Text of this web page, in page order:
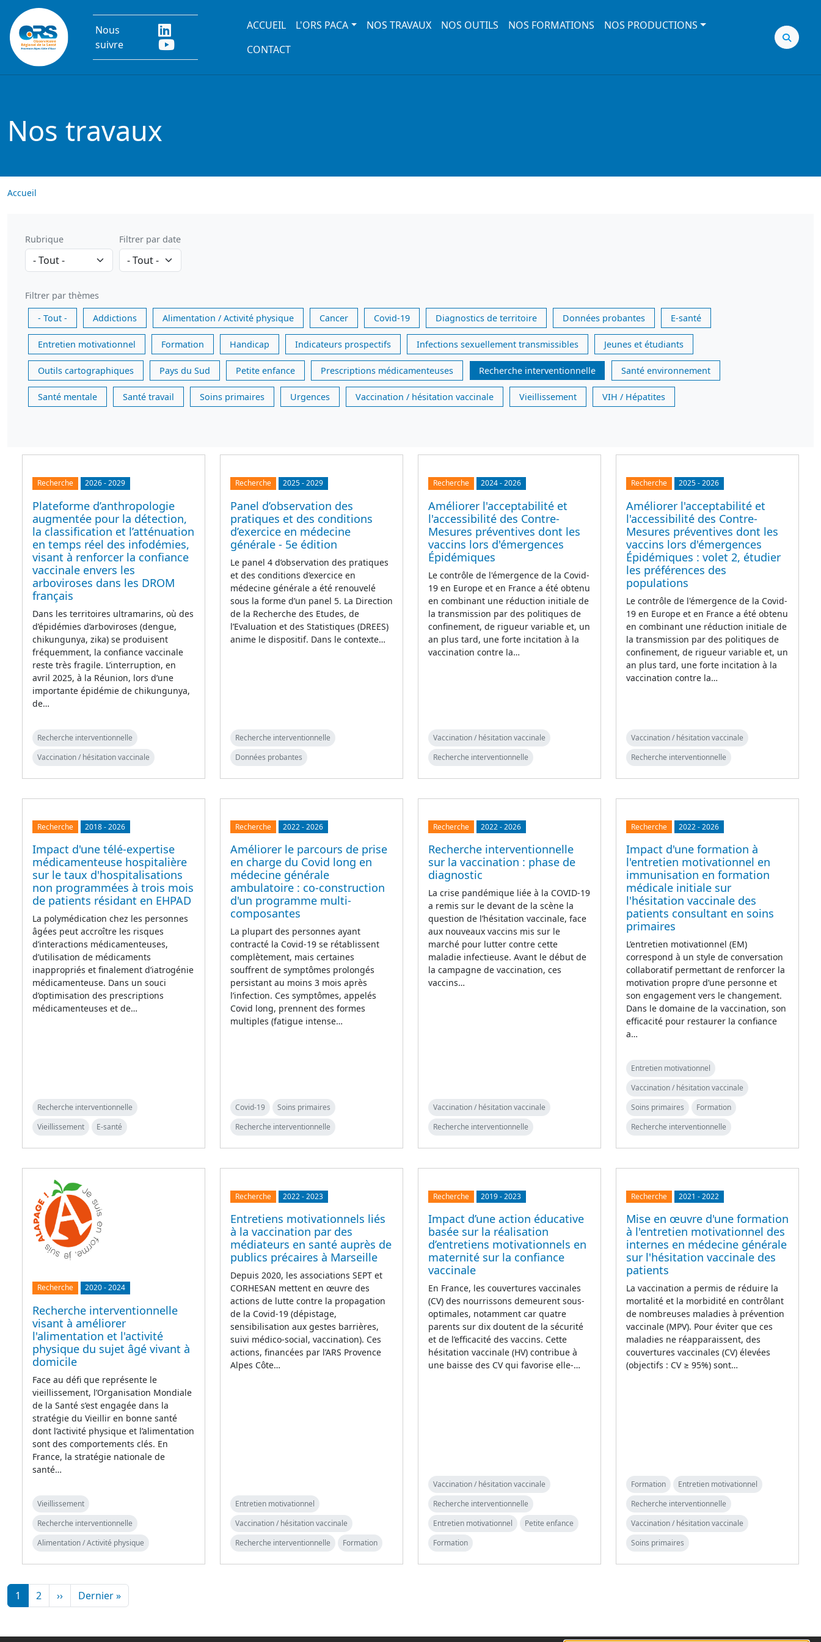
Aller au contenu principal
Nous
suivre
Main navigation
ACCUEIL L'ORS PACA NOS TRAVAUX NOS OUTILS NOS FORMATIONS
NOS PRODUCTIONS
CONTACT
Nos travaux
Accueil
Rubrique Filtrer par date
Filtrer par thèmes
- Tout -
Addictions Alimentation / Activité physique Cancer Covid-19 Diagnostics de territoire Données probantes E-santé
Entretien motivationnel Formation Handicap Indicateurs prospectifs Infections sexuellement transmissibles Jeunes et étudiants
Outils cartographiques Pays du Sud Petite enfance Prescriptions médicamenteuses Recherche interventionnelle Santé environnement
Santé mentale Santé travail Soins primaires Urgences Vaccination / hésitation vaccinale Vieillissement VIH / Hépatites
Recherche 2026-2029
Plateforme d’anthropologie
augmentée pour la détection,
la classification et l’atténuation
en temps réel des infodémies,
visant à renforcer la confiance
vaccinale envers les
arboviroses dans les DROM
français
Dans les territoires ultramarins, où des
d’épidémies d’arboviroses (dengue,
chikungunya, zika) se produisent
fréquemment, la confiance vaccinale
reste très fragile. L’interruption, en
avril 2025, à la Réunion, lors d’une
importante épidémie de chikungunya,
de…
Recherche interventionnelle
Vaccination / hésitation vaccinale
Recherche 2025-2029
Panel d’observation des
pratiques et des conditions
d’exercice en médecine
générale - 5e édition
Le panel 4 d’observation des pratiques
et des conditions d’exercice en
médecine générale a été renouvelé
sous la forme d’un panel 5. La Direction
de la Recherche des Etudes, de
l’Evaluation et des Statistiques (DREES)
anime le dispositif. Dans le contexte…
Recherche interventionnelle
Données probantes
Recherche 2024-2026
Améliorer l'acceptabilité et
l'accessibilité des Contre-
Mesures préventives dont les
vaccins lors d'émergences
Épidémiques
Le contrôle de l'émergence de la Covid-
19 en Europe et en France a été obtenu
en combinant une réduction initiale de
la transmission par des politiques de
confinement, de rigueur variable et, un
an plus tard, une forte incitation à la
vaccination contre la…
Vaccination / hésitation vaccinale
Recherche interventionnelle
Recherche 2025-2026
Améliorer l'acceptabilité et
l'accessibilité des Contre-
Mesures préventives dont les
vaccins lors d'émergences
Épidémiques : volet 2, étudier
les préférences des
populations
Le contrôle de l'émergence de la Covid-
19 en Europe et en France a été obtenu
en combinant une réduction initiale de
la transmission par des politiques de
confinement, de rigueur variable et, un
an plus tard, une forte incitation à la
vaccination contre la…
Vaccination / hésitation vaccinale
Recherche interventionnelle
Recherche 2018-2026
Impact d'une télé-expertise
médicamenteuse hospitalière
sur le taux d'hospitalisations
non programmées à trois mois
de patients résidant en EHPAD
La polymédication chez les personnes
âgées peut accroître les risques
d’interactions médicamenteuses,
d’utilisation de médicaments
inappropriés et finalement d’iatrogénie
médicamenteuse. Dans un souci
d’optimisation des prescriptions
médicamenteuses et de…
Recherche interventionnelle
Vieillissement
E-santé
Recherche 2022-2026
Améliorer le parcours de prise
en charge du Covid long en
médecine générale
ambulatoire : co-construction
d'un programme multi-
composantes
La plupart des personnes ayant
contracté la Covid-19 se rétablissent
complètement, mais certaines
souffrent de symptômes prolongés
persistant au moins 3 mois après
l’infection. Ces symptômes, appelés
Covid long, prennent des formes
multiples (fatigue intense…
Covid-19
Soins primaires
Recherche interventionnelle
Recherche 2022-2026
Recherche interventionnelle
sur la vaccination : phase de
diagnostic
La crise pandémique liée à la COVID-19
a remis sur le devant de la scène la
question de l’hésitation vaccinale, face
aux nouveaux vaccins mis sur le
marché pour lutter contre cette
maladie infectieuse. Avant le début de
la campagne de vaccination, ces
vaccins…
Vaccination / hésitation vaccinale
Recherche interventionnelle
Recherche 2022-2026
Impact d'une formation à
l'entretien motivationnel en
immunisation en formation
médicale initiale sur
l'hésitation vaccinale des
patients consultant en soins
primaires
L’entretien motivationnel (EM)
correspond à un style de conversation
collaboratif permettant de renforcer la
motivation propre d’une personne et
son engagement vers le changement.
Dans le domaine de la vaccination, son
efficacité pour restaurer la confiance
a…
Entretien motivationnel
Vaccination / hésitation vaccinale
Soins primaires
Formation
Recherche interventionnelle
Recherche 2020-2024
Recherche interventionnelle
visant à améliorer
l'alimentation et l'activité
physique du sujet âgé vivant à
domicile
Face au défi que représente le
vieillissement, l’Organisation Mondiale
de la Santé s’est engagée dans la
stratégie du Vieillir en bonne santé
dont l’activité physique et l’alimentation
sont des comportements clés. En
France, la stratégie nationale de
santé…
Vieillissement
Recherche interventionnelle
Alimentation / Activité physique
Recherche 2022-2023
Entretiens motivationnels liés
à la vaccination par des
médiateurs en santé auprès de
publics précaires à Marseille
Depuis 2020, les associations SEPT et
CORHESAN mettent en œuvre des
actions de lutte contre la propagation
de la Covid-19 (dépistage,
sensibilisation aux gestes barrières,
suivi médico-social, vaccination). Ces
actions, financées par l’ARS Provence
Alpes Côte…
Entretien motivationnel
Vaccination / hésitation vaccinale
Recherche interventionnelle
Formation
Recherche 2019-2023
Impact d’une action éducative
basée sur la réalisation
d’entretiens motivationnels en
maternité sur la confiance
vaccinale
En France, les couvertures vaccinales
(CV) des nourrissons demeurent sous-
optimales, notamment car quatre
parents sur dix doutent de la sécurité
et de l’efficacité des vaccins. Cette
hésitation vaccinale (HV) contribue à
une baisse des CV qui favorise elle-…
Vaccination / hésitation vaccinale
Recherche interventionnelle
Entretien motivationnel
Petite enfance
Formation
Recherche 2021 -2022
Mise en œuvre d'une formation
à l'entretien motivationnel des
internes en médecine générale
sur l'hésitation vaccinale des
patients
La vaccination a permis de réduire la
mortalité et la morbidité en contrôlant
de nombreuses maladies à prévention
vaccinale (MPV). Pour éviter que ces
maladies ne réapparaissent, des
couvertures vaccinales (CV) élevées
(objectifs : CV ≥ 95%) sont…
Formation
Entretien motivationnel
Recherche interventionnelle
Vaccination / hésitation vaccinale
Soins primaires
Pagination
1 2 ››Page suivante
Dernier »Dernière page